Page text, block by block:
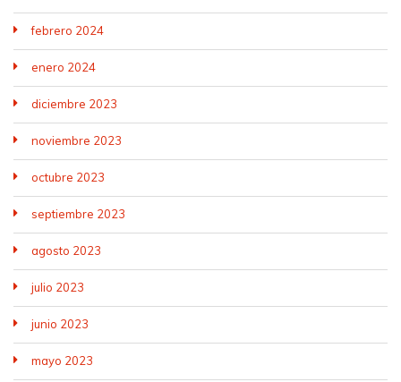
febrero 2024
enero 2024
diciembre 2023
noviembre 2023
octubre 2023
septiembre 2023
agosto 2023
julio 2023
junio 2023
mayo 2023